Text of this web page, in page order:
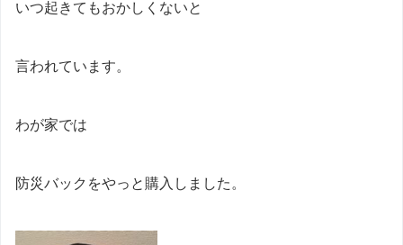
いつ起きてもおかしくないと
言われています。
わが家では
防災バックをやっと購入しました。